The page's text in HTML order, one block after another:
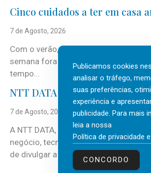
Cinco cuidados a ter em casa
7 de Agosto, 2026
Com o verão, chegam também as
semana fora e os dias em que a casa
tempo...
NTT DATA Insurtech Global
7 de Agosto, 2026
A NTT DATA, consultora global em
negócio, tecnologia e inteligência
de divulgar a mais recente...
Publicamos cookies
analisar o tráfego,
suas preferências,
experiência e
publicidade. Para mais
leia a nossa
Política de privacidade
CONCORDO